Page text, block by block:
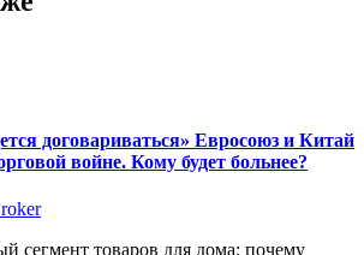
договариваться» Евросоюз и Китай
войне. Кому будет больнее?